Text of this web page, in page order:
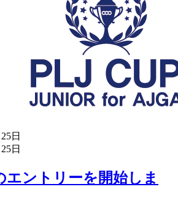
日
日
エントリーを開始しま